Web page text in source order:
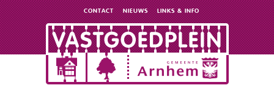
CONTACT NIEUWS LINKS & INFO